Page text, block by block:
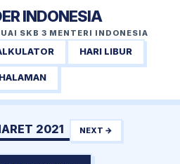
INDONESIA
SKB 3 MENTERI INDONESIA
HARI LIBUR
HALAMAN
2021 NEXT →